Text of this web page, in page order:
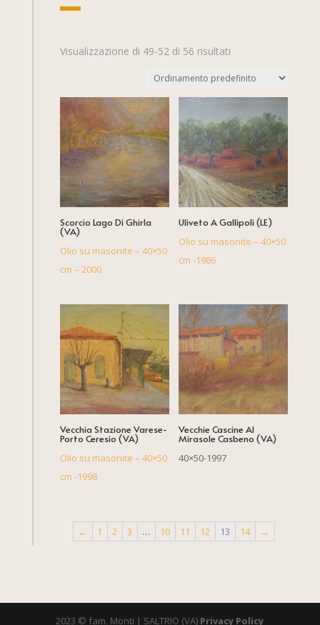
Visualizzazione di 49-52 di 56 risultati
Scorcio Lago Di Ghirla
(VA)
Olio su masonite – 40×50
cm – 2000
Uliveto A Gallipoli (LE)
Olio su masonite – 40×50
cm -1986
Vecchia Stazione Varese-
Porto Ceresio (VA)
Olio su masonite – 40×50
cm -1998
Vecchie Cascine Al
Mirasole Casbeno (VA)
40×50-1997
← 1 2 3 … 10 11 12 13 14 →
2023 © fam. Monti | SALTRIO (VA) Privacy Policy